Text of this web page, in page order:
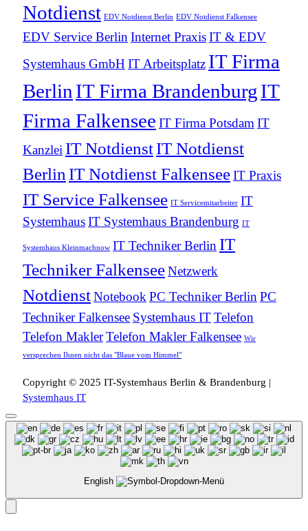
Notdienst EDV Notdienst Berlin EDV Notdienst Falkensee
EDV Service Berlin Internet PraxisIT & EDV
Systemhaus GmbH IT Arbeitsplatz IT Firma
Berlin IT Firma BrandenburgIT
Firma Falkensee IT Firma Potsdam IT
Kanzlei IT NotdienstIT Notdienst
Berlin IT Notdienst FalkenseeIT Praxis
IT Service Falkensee IT Servicemitarbeiter IT
SystemhausIT Systemhaus Brandenburg IT
Systemhaus Kleinmachnow IT Techniker Berlin IT
Techniker FalkenseeNetzwerk
NotdienstNotebook PC Techniker Berlin PC
Techniker Falkensee Systemhaus ITTelefon
Telefon MaklerTelefon Makler Falkensee Wir
versprechen Ihnen nicht das "Blaue vom Himmel"
Copyright © 2025 IT-Systemhaus Berlin & Brandenburg |
Systemhaus IT
English